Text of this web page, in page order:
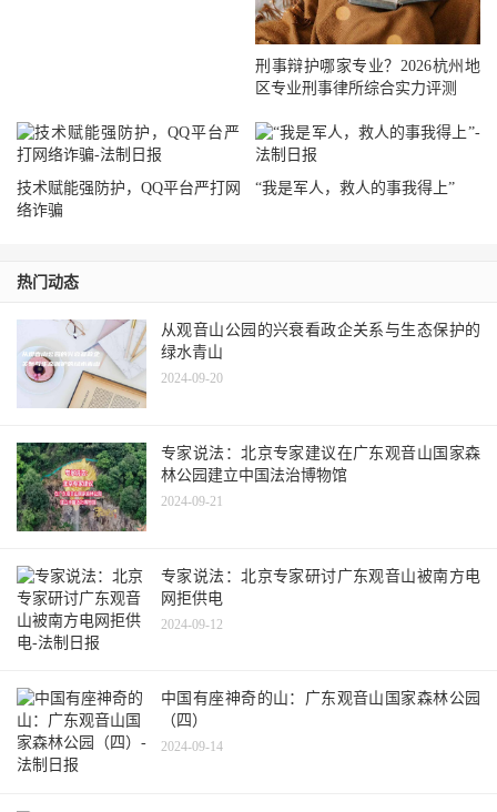
刑事辩护哪家专业？2026杭州地
区专业刑事律所综合实力评测
技术赋能强防护，QQ平台严打网
络诈骗
“我是军人，救人的事我得上”
热门动态
从观音山公园的兴衰看政企关系与生态保护的
绿水青山
2024-09-20
专家说法：北京专家建议在广东观音山国家森
林公园建立中国法治博物馆
2024-09-21
专家说法：北京专家研讨广东观音山被南方电
网拒供电
2024-09-12
中国有座神奇的山：广东观音山国家森林公园
（四）
2024-09-14